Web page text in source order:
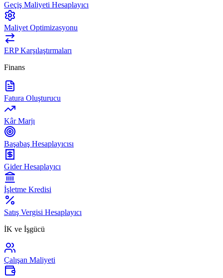
Geçiş Maliyeti Hesaplayıcı
Maliyet Optimizasyonu
ERP Karşılaştırmaları
Finans
Fatura Oluşturucu
Kâr Marjı
Başabaş Hesaplayıcısı
Gider Hesaplayıcı
İşletme Kredisi
Satış Vergisi Hesaplayıcı
İK ve İşgücü
Çalışan Maliyeti